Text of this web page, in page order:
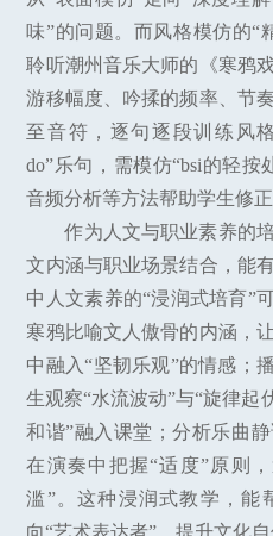
味”的问题。而风格模仿的“
聆听潮州音乐大师的《寒鸦
游移幅度、吟揉的频率、节
至音符，逐句逐段训练风
do”乐句，需模仿“bsi的轻按
音频分析等方法帮助学生修正
作为人文与职业素养的
文内涵与职业场景结合，能
中人文素养的“浸润式培育”
寒鸦比喻文人傲骨的内涵，
中融入“坚韧乐观”的情感；
生观察“水流波动”与“旋律起
和谐”融入课堂；分析乐曲
在演奏中把握“适度”原则
滥”。这种浸润式教学，能
向“艺术表达者”，提升文化